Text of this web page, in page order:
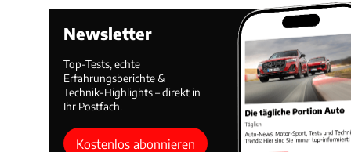
Newsletter
Top-Tests, echte
Erfahrungsberichte &
Technik-Highlights – direkt in
Ihr Postfach.
Kostenlos abonnieren